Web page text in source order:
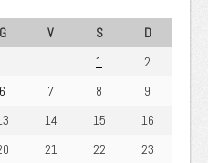
G V S
D
1
2
6 7 8
9
14 15
16
21 22
23